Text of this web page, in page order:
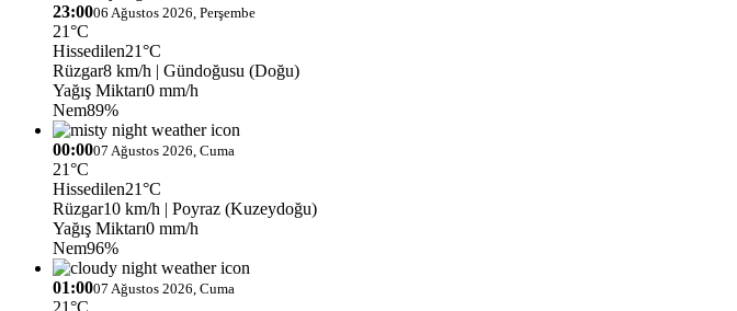
23:0006 Ağustos 2026, Perşembe
21°C
Hissedilen21°C
Rüzgar8 km/h | Gündoğusu (Doğu)
Yağış Miktarı0 mm/h
Nem89%
00:0007 Ağustos 2026, Cuma
21°C
Hissedilen21°C
Rüzgar10 km/h | Poyraz (Kuzeydoğu)
Yağış Miktarı0 mm/h
Nem96%
01:0007 Ağustos 2026, Cuma
21°C